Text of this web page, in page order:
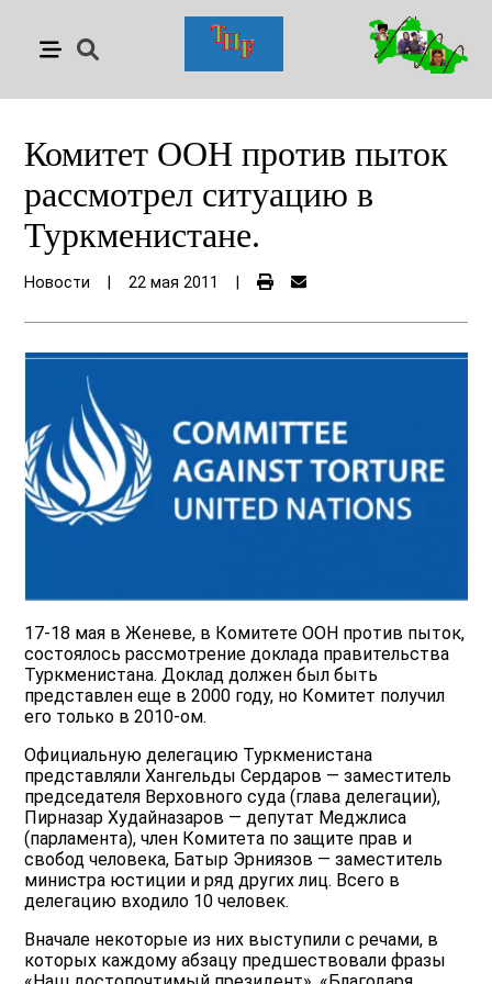
Комитет ООН против пыток
рассмотрел ситуацию в
Туркменистане.
Новости 22 мая 2011
17-18 мая в Женеве, в Комитете ООН против пыток,
состоялось рассмотрение доклада правительства
Туркменистана. Доклад должен был быть
представлен еще в 2000 году, но Комитет получил
его только в 2010-ом.
Официальную делегацию Туркменистана
представляли Хангельды Сердаров — заместитель
председателя Верховного cуда (глава делегации),
Пирназар Худайназаров — депутат Меджлиса
(парламента), член Комитета по защите прав и
свобод человека, Батыр Эрниязов — заместитель
министра юстиции и ряд других лиц. Всего в
делегацию входило 10 человек.
Вначале некоторые из них выступили с речами, в
которых каждому абзацу предшествовали фразы